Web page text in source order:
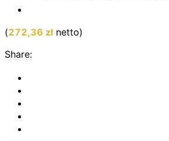
(272,36 złnetto)
Share: